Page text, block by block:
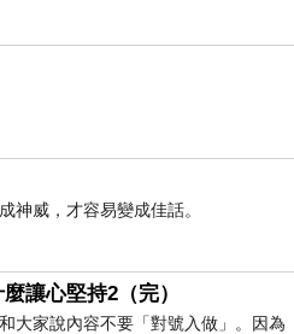
神威，才容易變成佳話。
讓心堅持2（完）
大家說內容不要「對號入做」。因為